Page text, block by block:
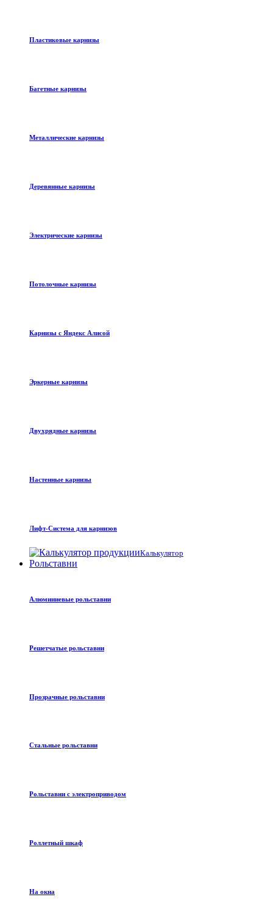
Пластиковые карнизы
Багетные карнизы
Металлические карнизы
Деревянные карнизы
Электрические карнизы
Потолочные карнизы
Карнизы с Яндекс Алисой
Эркерные карнизы
Двухрядные карнизы
Настенные карнизы
Лифт-Система для карнизов
Калькулятор
Рольставни
Алюминиевые рольставни
Решетчатые рольставни
Прозрачные рольставни
Стальные рольставни
Рольставни с электроприводом
Роллетный шкаф
На окна